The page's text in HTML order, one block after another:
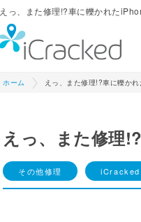
えっ、また修理!?車に轢かれた
ホーム えっ、また修理!?車に轢か
えっ、また修理
その他修理 iCracked